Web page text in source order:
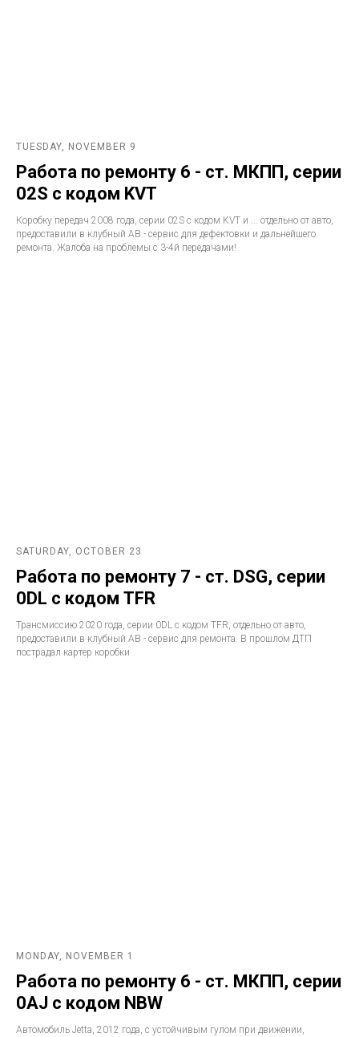
TUESDAY, NOVEMBER 9
Работа по ремонту 6 - ст. МКПП, серии
02S с кодом KVT
Коробку передач 2008 года, серии 02S с кодом KVT и ... отдельно от авто,
предоставили в клубный АВ - сервис для дефектовки и дальнейшего
ремонта. Жалоба на проблемы с 3-4й передачами!
SATURDAY, OCTOBER 23
Работа по ремонту 7 - ст. DSG, серии
0DL с кодом TFR
Трансмиссию 2020 года, серии 0DL с кодом TFR, отдельно от авто,
предоставили в клубный АВ - сервис для ремонта. В прошлом ДТП
пострадал картер коробки
MONDAY, NOVEMBER 1
Работа по ремонту 6 - ст. МКПП, серии
0AJ с кодом NBW
Автомобиль Jetta, 2012 года, с устойчивым гулом при движении,